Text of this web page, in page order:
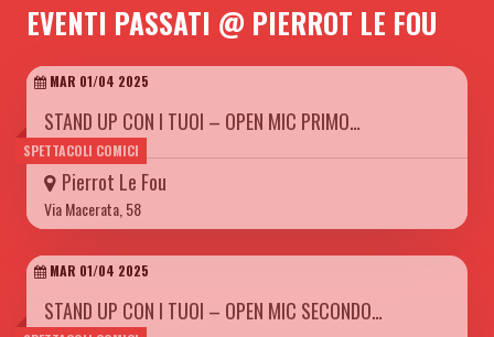
EVENTI PASSATI @ PIERROT LE FOU
SPETTACOLI COMICI
MAR 01/04 2025
STAND UP CON I TUOI – OPEN MIC PRIMO…
Pierrot Le Fou
Via Macerata, 58
MAR 01/04 2025
STAND UP CON I TUOI – OPEN MIC SECONDO…